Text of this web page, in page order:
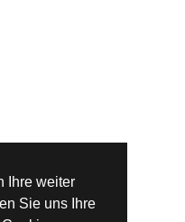
Ihre weiter
Sie uns Ihre